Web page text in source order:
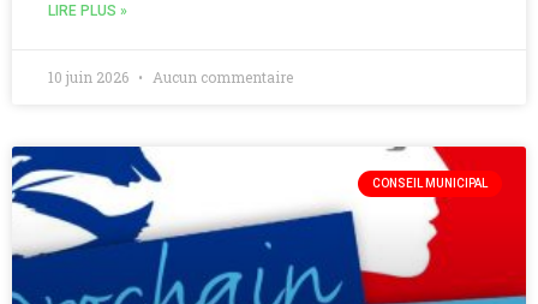
LIRE PLUS »
10 juin 2026 Aucun commentaire
CONSEIL MUNICIPAL